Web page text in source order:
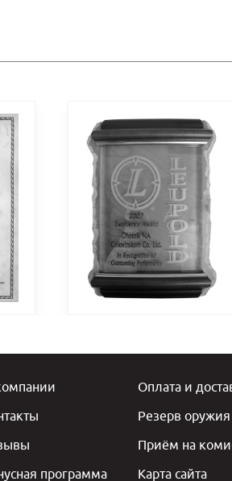
программа
Оплата и
Резерв оружия
Приём на
Карта сайта